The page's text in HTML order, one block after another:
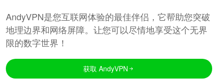
AndyVPN是您互联网体验的最佳伴侣，它帮助您突破
地理边界和网络屏障。让您可以尽情地享受这个无界
限的数字世界！
获取 AndyVPN